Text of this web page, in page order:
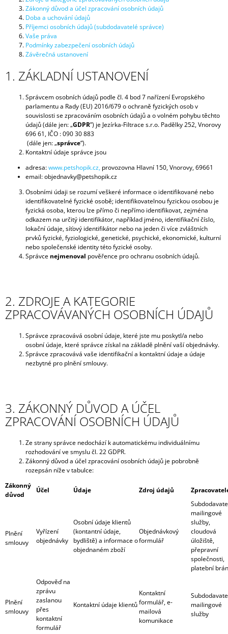
Zákonný důvod a účel zpracování osobních údajů
Doba a uchování údajů
Příjemci osobních údajů (subdodavatelé správce)
Vaše práva
Podmínky zabezpečení osobních údajů
Závěrečná ustanovení
1. ZÁKLADNÍ USTANOVENÍ
Správcem osobních údajů podle čl. 4 bod 7 nařízení Evropského
parlamentu a Rady (EU) 2016/679 o ochraně fyzických osob v
souvislosti se zpracováním osobních údajů a o volném pohybu těchto
údajů (dále jen: „GDPR”) je Jezírka-Filtrace s.r.o. Padělky 252, Vnorovy
696 61, IČO : 090 30 883
(dále jen: „správce“).
Kontaktní údaje správce jsou
adresa:www.petshopik.cz, provozovna Hlavní 150, Vnorovy, 69661
email: objednavky@petshopik.cz
Osobními údaji se rozumí veškeré informace o identifikované nebo
identifikovatelné fyzické osobě; identifikovatelnou fyzickou osobou je
fyzická osoba, kterou lze přímo či nepřímo identifikovat, zejména
odkazem na určitý identifikátor, například jméno, identifikační číslo,
lokační údaje, síťový identifikátor nebo na jeden či více zvláštních
prvků fyzické, fyziologické, genetické, psychické, ekonomické, kulturní
nebo společenské identity této fyzické osoby.
Správce nejmenoval pověřence pro ochranu osobních údajů.
2. ZDROJE A KATEGORIE
ZPRACOVÁVANÝCH OSOBNÍCH ÚDAJŮ
Správce zpracovává osobní údaje, které jste mu poskytl/a nebo
osobní údaje, které správce získal na základě plnění vaší objednávky.
Správce zpracovává vaše identifikační a kontaktní údaje a údaje
nezbytné pro plnění smlouvy.
3. ZÁKONNÝ DŮVOD A ÚČEL
ZPRACOVÁNÍ OSOBNÍCH ÚDAJŮ
Ze strany správce nedochází k automatickému individuálnímu
rozhodování ve smyslu čl. 22 GDPR.
Zákonný důvod a účel zpracování osobních údajů je pobrobně
rozepsán níže v tabulce:
Zákonný
důvod
Účel Údaje Zdroj údajů
Plnění
smlouvy
Vyřízení
objednávky
Osobní údaje klientů
(kontantní údaje,
bydliště) a informace o
objednaném zboží
Objednávkový
formulář
mailingové
služby,
cloudová
úložiště,
přepravní
společnosti,
platební
Plnění
smlouvy
Odpověď na
zprávu
zaslanou
přes
kontaktní
formulář
Kontaktní údaje klientů
Kontaktní
formulář, e-
mailová
komunikace
mailingové
služby
HLEDAT
60
X
15